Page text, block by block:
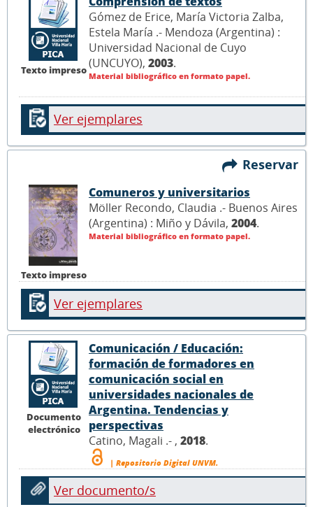
Texto impreso
Gómez de Erice, María Victoria Zalba,
Estela María .- Mendoza (Argentina) :
Universidad Nacional de Cuyo
(UNCUYO), 2003.
Material bibliográfico en formato papel.
Ver ejemplares
Reservar
Texto impreso
Comuneros y universitarios
Möller Recondo, Claudia .- Buenos Aires
(Argentina) : Miño y Dávila, 2004.
Material bibliográfico en formato papel.
Ver ejemplares
Documento
electrónico
Comunicación / Educación:
formación de formadores en
comunicación social en
universidades nacionales de
Argentina. Tendencias y
perspectivas
Catino, Magali .- , 2018.
| Repositorio Digital UNVM.
Ver documento/s